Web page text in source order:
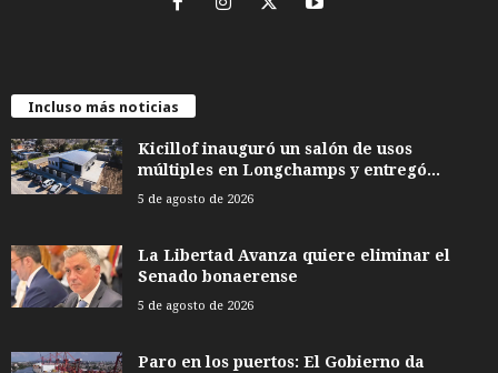
Incluso más noticias
Kicillof inauguró un salón de usos
múltiples en Longchamps y entregó...
5 de agosto de 2026
La Libertad Avanza quiere eliminar el
Senado bonaerense
5 de agosto de 2026
Paro en los puertos: El Gobierno da